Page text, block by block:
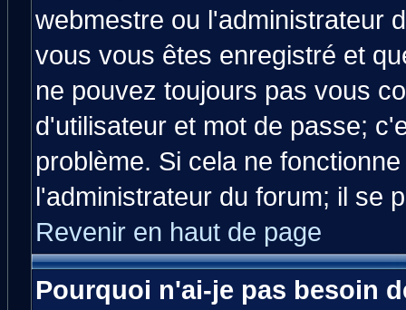
webmestre ou l'administrateur
vous vous êtes enregistré et
ne pouvez toujours pas vous
d'utilisateur et mot de passe;
problème. Si cela ne
l'administrateur du forum; il se
Revenir en haut de page
Pourquoi n'ai-je pas besoin